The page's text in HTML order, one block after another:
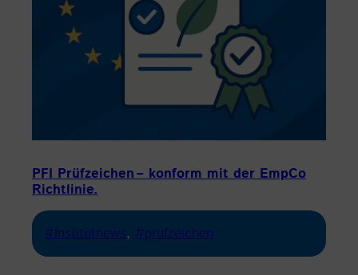
PFI Prüfzeichen – konform mit der EmpCo
Richtlinie.
#Institutnews, #prüfzeichen